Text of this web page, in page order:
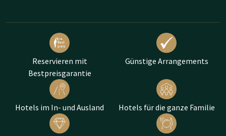
Reservieren mit
Bestpreisgarantie
Günstige Arrangements
Hotels im In- und Ausland Hotels für die ganze Familie